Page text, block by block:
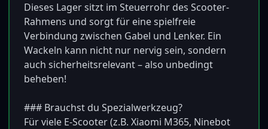
Dieses Lager sitzt im Steuerrohr des Scooter-
Rahmens und sorgt für eine spielfreie
Verbindung zwischen Gabel und Lenker. Ein
Wackeln kann nicht nur nervig sein, sondern
auch sicherheitsrelevant – also unbedingt
beheben!
### Brauchst du Spezialwerkzeug?
Für viele E-Scooter (z.B. Xiaomi M365, Ninebot